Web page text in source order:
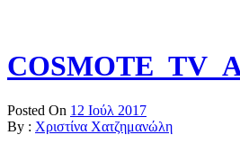
Posted On 12 Ιούλ 2017
By : Χριστίνα Χατζημανώλη